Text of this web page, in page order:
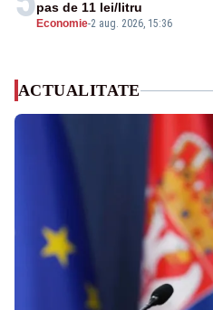
Economie-2 aug. 2026, 15:36
pas de 11 lei/litru
ACTUALITATE